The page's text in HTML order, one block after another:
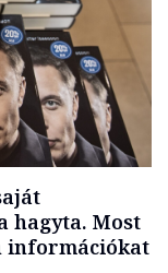
hagyta. Most
információkat